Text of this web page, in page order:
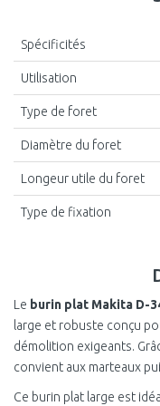
Le burin plat Makita D-
large et robuste conçu
démolition exigeants.
convient aux marteaux
Ce burin plat large est
Spécificités
Utilisation
Type de foret
Diamètre du foret
Longeur utile du foret
Type de fixation